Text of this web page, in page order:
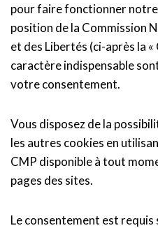
pour faire fonctionner
position de la Commission
et des Libertés (ci-après la «
caractère indispensable
votre consentement.
Vous disposez de la
les autres cookies en
CMP disponible à tout
pages des sites.
Le consentement est requis